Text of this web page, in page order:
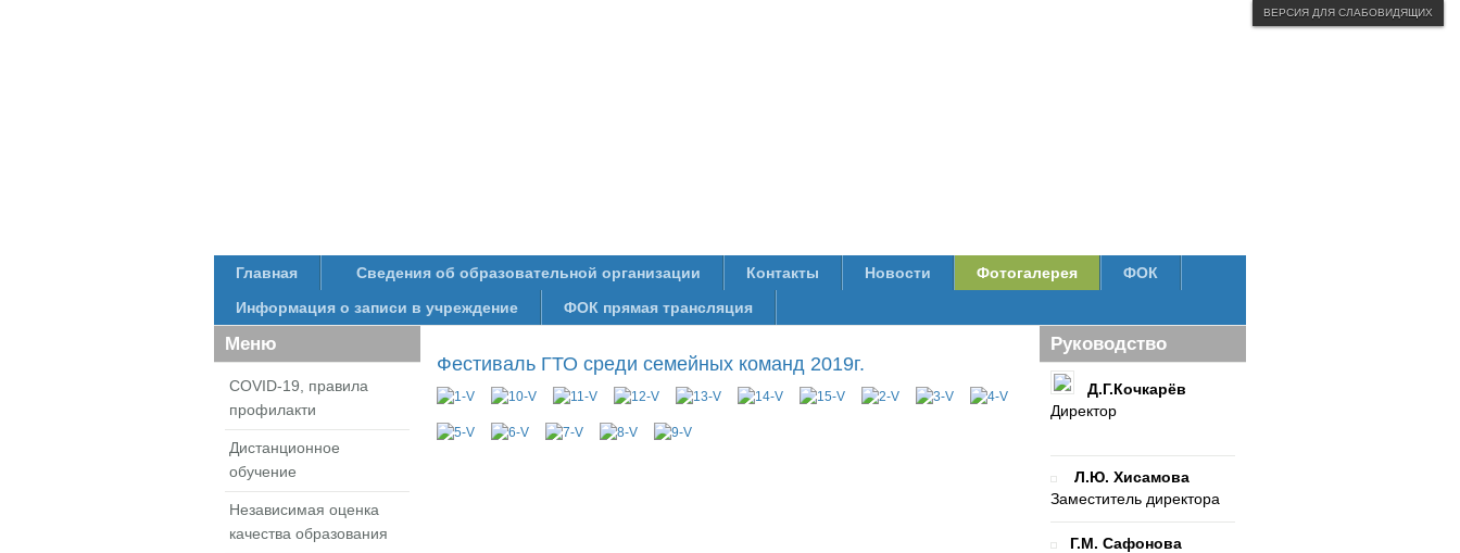
Главная Сведения об образовательной организации Контакты Новости Фотогалерея
ФОК
Информация о записи в учреждение
ФОК прямая трансляция
ВЕРСИЯ ДЛЯ СЛАБОВИДЯЩИХ
Фестиваль ГТО среди семейных команд 2019г.
Меню
COVID-19, правила
профилакти
Дистанционное
обучение
Независимая оценка
качества образования
Руководство
Д.Г.Кочкарёв
Директор
Л.Ю. Хисамова
Заместитель директора
Г.М. Сафонова